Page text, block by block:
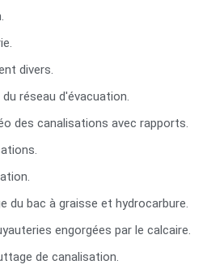
divers.
réseau d'évacuation.
des canalisations avec rapports.
du bac à graisse et hydrocarbure.
engorgées par le calcaire.
de canalisation.